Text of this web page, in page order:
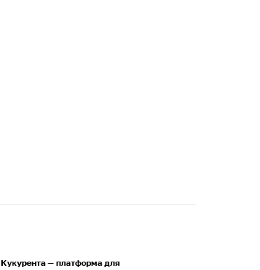
Кукурента — платформа для